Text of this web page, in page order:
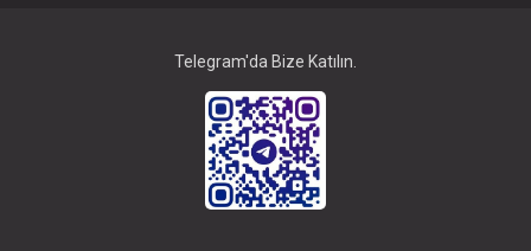
Telegram'da Bize Katılın.